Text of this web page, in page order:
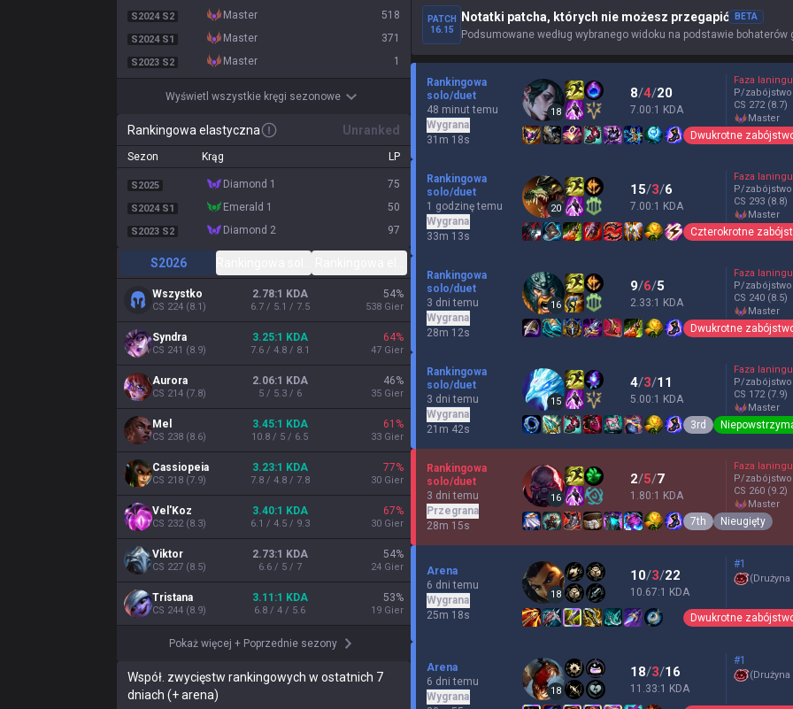
S2024 S2 master 518
S2024 S1 master 371
S2023 S2 master 1
Wyświetl wszystkie kręgi sezonowe
Rankingowa elastyczna Unranked
Sezon Krąg LP
S2025 diamond 1 75
S2024 S1 emerald 1 50
S2023 S2 diamond 2 97
S2026 Rankingowa elastyczna
Wszystko
CS 224 (8.1)
2.78:1 KDA
6.7 / 5.1 / 7.5
54%
538 Gier
Syndra
CS 241 (8.9)
3.25:1 KDA
7.6 / 4.8 / 8.1
64%
47 Gier
Aurora
CS 214 (7.8)
2.06:1 KDA
5 / 5.3 / 6
46%
35 Gier
Mel
CS 238 (8.6)
3.45:1 KDA
10.8 / 5 / 6.5
61 %
33 Gier
Cassiopeia
CS 218 (7.9)
3.23:1 KDA
7.8 / 4.8 / 7.8
77%
30 Gier
Vel'Koz
CS 232(8.3)
3.40:1 KDA
6.1 / 4.5 / 9.3
67%
30 Gier
Viktor
CS 227 (8.5)
2.73:1 KDA
6.6 / 5 / 7
54%
24 Gier
Tristana
CS 244 (8.9)
3.11:1 KDA
6.8 / 4 / 5.6
53%
19 Gier
Pokaż więcej + Poprzednie sezony
Współ. zwycięstw rankingowych w ostatnich 7
dniach (+ arena)
PATCH
16.15
Notatki patcha, których nie możesz przegapić BETA
Podsumowane według wybranego widoku na podstawie
Rankingowa
solo/duet
48 minut temu
Wygrana
31m 18s
18
8/4/20
7.00:1 KDA
Faza laningu
P/zabójstwo
CS 272 (8.7)
master
Dwukrotne
Rankingowa
solo/duet
1 godzinę temu
Wygrana
33m 13s
20
15/3/6
7.00:1 KDA
Faza laningu
P/zabójstwo
CS 293 (8.8)
master
Czterokrotne
Rankingowa
solo/duet
3 dni temu
Wygrana
28m 12s
16
9/6/5
2.33:1 KDA
Faza laningu
P/zabójstwo
CS 240 (8.5)
master
Dwukrotne
Rankingowa
solo/duet
3 dni temu
Wygrana
21m 42s
15
4/3/11
5.00:1 KDA
Faza laningu
P/zabójstwo
CS 172 (7.9)
master
3rd
Rankingowa
solo/duet
3 dni temu
Przegrana
28m 15s
16
2/5/7
1.80:1 KDA
Faza laningu
P/zabójstwo
CS 260 (9.2)
master
7th Nieugięty
Arena
6 dni temu
Wygrana
25m 18s
18
10/3/22
10.67:1 KDA
#1
(
Dwukrotne
Arena
6 dni temu
Wygrana
18
18/3/16
11.33:1 KDA
#1
(